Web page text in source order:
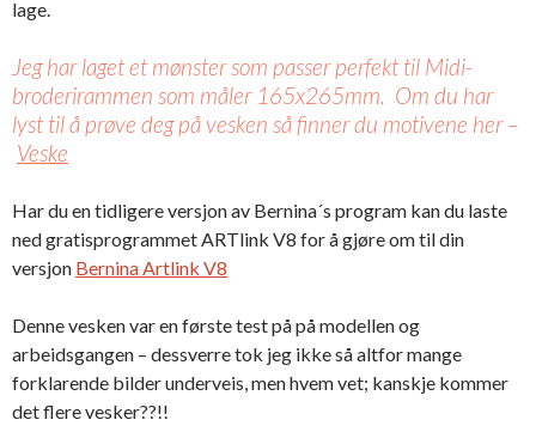
lage.
Jeg har laget et mønster som passer perfekt til Midi-
broderirammen som måler 165x265mm. Om du har
lyst til å prøve deg på vesken så finner du motivene her –
Veske
Har du en tidligere versjon av Bernina´s program kan du laste
ned gratisprogrammet ARTlink V8 for å gjøre om til din
versjon Bernina Artlink V8
Denne vesken var en første test på på modellen og
arbeidsgangen – dessverre tok jeg ikke så altfor mange
forklarende bilder underveis, men hvem vet; kanskje kommer
det flere vesker??!!